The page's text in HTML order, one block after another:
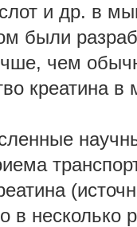
и др. в
были
чем
креатина
в несколько